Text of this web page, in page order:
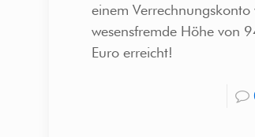
einem Verrechnungskonto
wesensfremde Höhe von
Euro erreicht!